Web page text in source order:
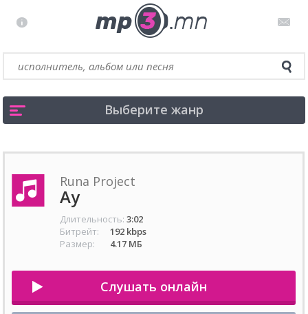
Выберите жанр
Runa Project
Ау
Длительность: 3:02
Битрейт:
192 kbps
Размер:
4.17 МБ
Слушать онлайн